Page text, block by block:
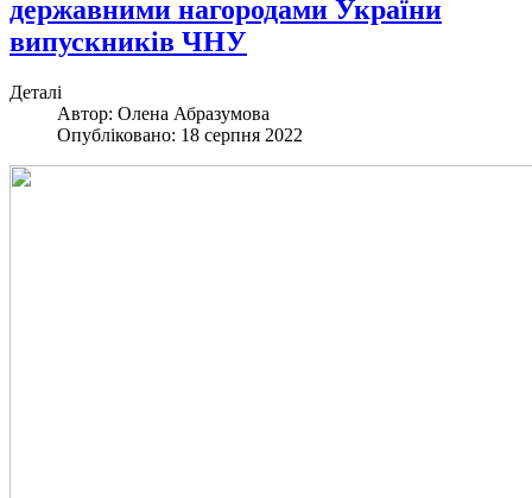
державними нагородами України
випускників ЧНУ
Деталі
Автор: Олена Абразумова
Опубліковано: 18 серпня 2022